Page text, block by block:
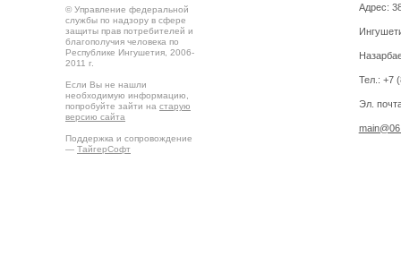
© Управление федеральной
службы по надзору в сфере
защиты прав потребителей и
благополучия человека по
Республике Ингушетия, 2006-
2011 г.
Если Вы не нашли
необходимую информацию,
попробуйте зайти на старую
версию сайта
Поддержка и сопровождение
— ТайгерСофт
Адрес:
Тел.: +7
Эл.